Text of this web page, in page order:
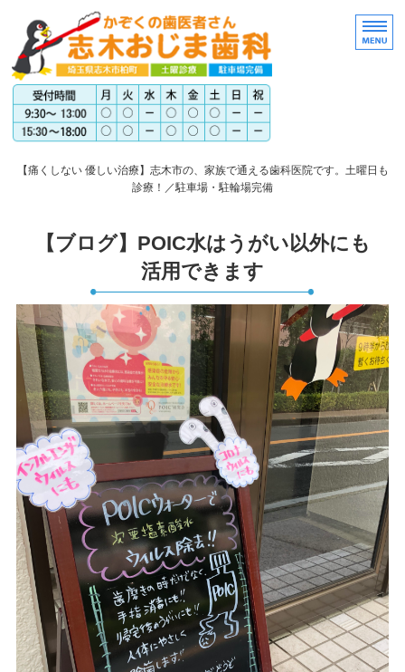
埼玉
【痛くしない 優しい治療】志木市の、家族で通える歯科医院です。土曜日も
診療！／駐車場・駐輪場完備
スタッフ紹介
アクセス
料金表
【ブログ】POIC水はうがい以外にも
活用できます